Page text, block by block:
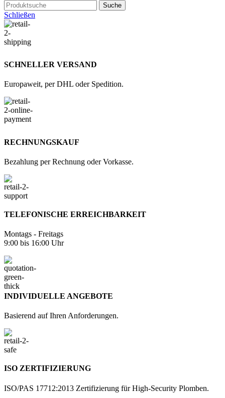
Suche
Schließen
SCHNELLER VERSAND
Europaweit, per DHL oder Spedition.
RECHNUNGSKAUF
Bezahlung per Rechnung oder Vorkasse.
TELEFONISCHE ERREICHBARKEIT
Montags - Freitags
9:00 bis 16:00 Uhr
INDIVIDUELLE ANGEBOTE
Basierend auf Ihren Anforderungen.
ISO ZERTIFIZIERUNG
ISO/PAS 17712:2013 Zertifizierung für High-Security Plomben.